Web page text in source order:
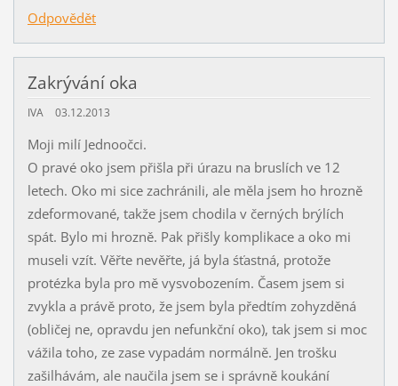
Odpovědět
Zakrývání oka
IVA 03.12.2013
Moji milí Jednoočci.
O pravé oko jsem přišla při úrazu na bruslích ve 12
letech. Oko mi sice zachránili, ale měla jsem ho hrozně
zdeformované, takže jsem chodila v černých brýlích
spát. Bylo mi hrozně. Pak přišly komplikace a oko mi
museli vzít. Věřte nevěřte, já byla śťastná, protože
protézka byla pro mě vysvobozením. Časem jsem si
zvykla a právě proto, že jsem byla předtím zohyzděná
(obličej ne, opravdu jen nefunkční oko), tak jsem si moc
vážila toho, ze zase vypadám normálně. Jen trošku
zašilhávám, ale naučila jsem se i správně koukání